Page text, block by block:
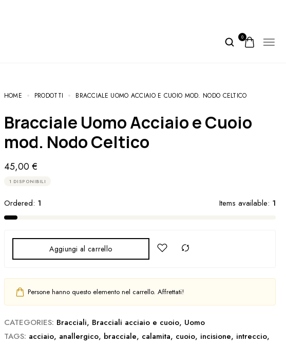
0
HOME PRODOTTI BRACCIALE UOMO ACCIAIO E CUOIO MOD. NODO CELTICO
Bracciale Uomo Acciaio e Cuoio
mod. Nodo Celtico
45,00€
1 DISPONIBILI
Ordered: 1 Items available: 1
Aggiungi al carrello
Persone hanno questo elemento nel carrello. Affrettati!
CATEGORIES: Bracciali, Bracciali acciaio e cuoio, Uomo
TAGS: acciaio, anallergico, bracciale, calamita, cuoio, incisione, intreccio,